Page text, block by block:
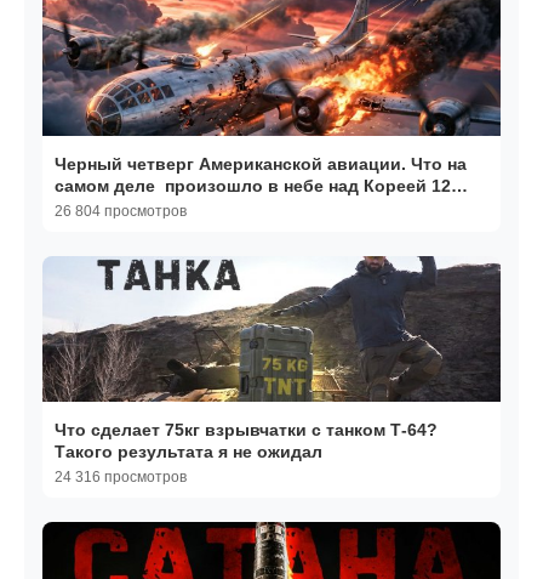
Черный четверг Американской авиации. Что на
самом деле произошло в небе над Кореей 12
апреля 1951?
26 804 просмотров
Что сделает 75кг взрывчатки с танком Т-64?
Такого результата я не ожидал
24 316 просмотров